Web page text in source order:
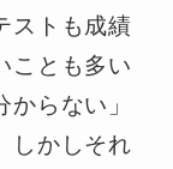
ストも成績
ことも多い
らない」
しかしそれ